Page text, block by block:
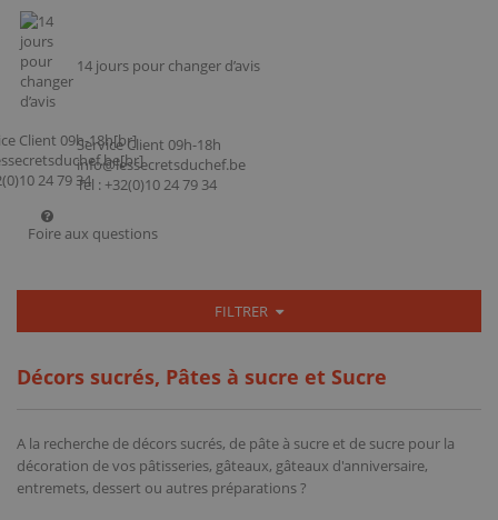
14 jours pour changer d’avis
Service Client 09h-18h
info@lessecretsduchef.be
Tel : +32(0)10 24 79 34
Foire aux questions
FILTRER
Décors sucrés, Pâtes à sucre et Sucre
A la recherche de décors sucrés, de pâte à sucre et de sucre pour la
décoration de vos pâtisseries, gâteaux, gâteaux d'anniversaire,
entremets, dessert ou autres préparations ?